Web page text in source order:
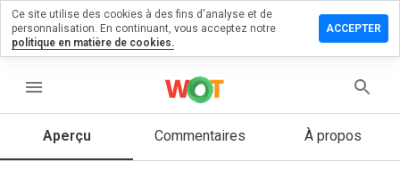
menu
Aperçu Commentaires À propos
un
Ce site utilise des cookies à des fins d'analyse et de
personnalisation. En continuant, vous acceptez notre
politique en matière de cookies.
ACCEPTER